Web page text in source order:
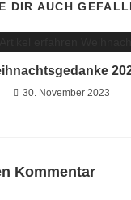
DIR AUCH
30. November 2023
Kommentar